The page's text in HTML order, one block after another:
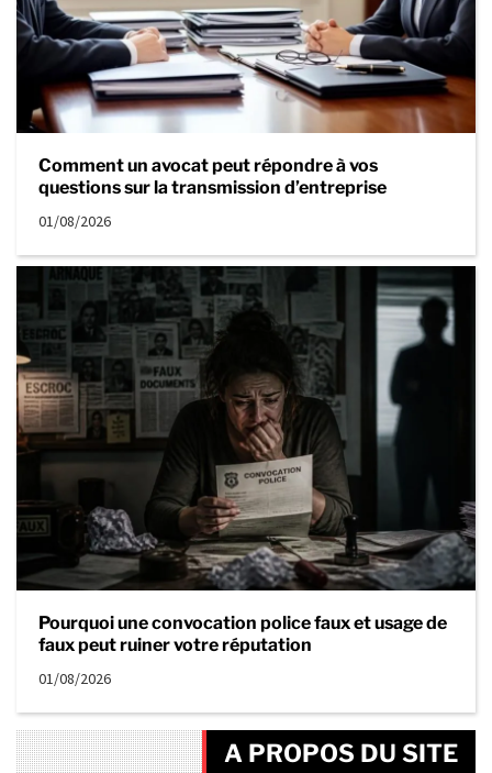
Comment un avocat peut répondre à vos
questions sur la transmission d’entreprise
01/08/2026
Pourquoi une convocation police faux et usage de
faux peut ruiner votre réputation
01/08/2026
A PROPOS DU SITE